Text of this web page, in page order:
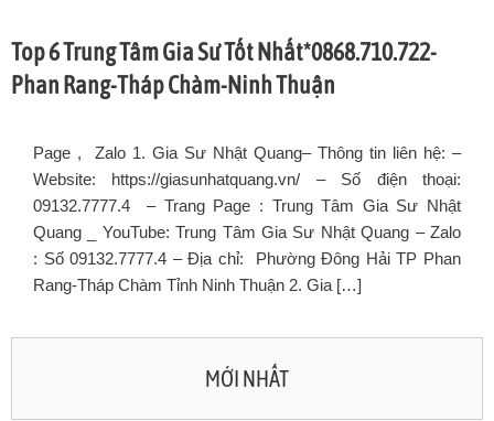
Top 6 Trung Tâm Gia Sư Tốt Nhất*0868.710.722-
Phan Rang-Tháp Chàm-Ninh Thuận
Page , Zalo 1. Gia Sư Nhật Quang– Thông tin liên hệ: –
Website: https://giasunhatquang.vn/ – Số điện thoại:
09132.7777.4 – Trang Page : Trung Tâm Gia Sư Nhật
Quang _ YouTube: Trung Tâm Gia Sư Nhật Quang – Zalo
: Số 09132.7777.4 – Địa chỉ: Phường Đông Hải TP Phan
Rang-Tháp Chàm Tỉnh Ninh Thuận 2. Gia […]
MỚI NHẤT